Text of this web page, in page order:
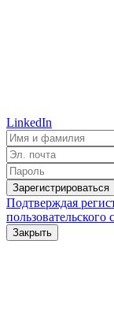
LinkedIn
Зарегистрироваться
Подтверждая
пользовательского
Закрыть